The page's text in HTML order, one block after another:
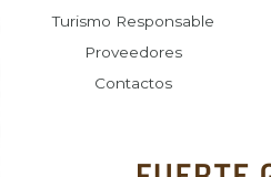
Turismo Responsable
Proveedores
Contactos